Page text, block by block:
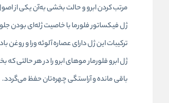
مرتب کردن ابرو و حالت بخشی به‌آن یکی از
ژل فیکساتور فلورما با خاصیت ژله‌ای بودن
ترکیبات این ژل دارای عصاره آلوئه ورا و
ژل ابرو فلورمار موهای ابرو را در هر حالتی
باقی مانده و آراستگی چهره‌تان حفظ می‌گردد.